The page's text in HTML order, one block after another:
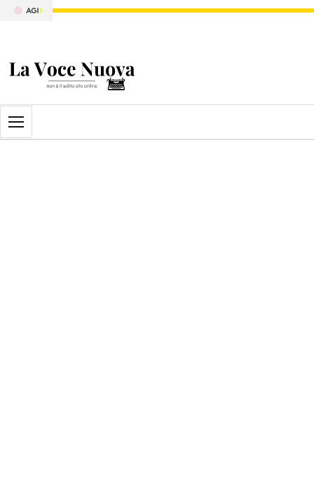
Apri il menu